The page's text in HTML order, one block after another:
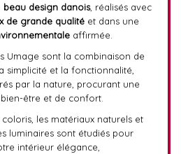
beau design danois, réalisés avec
de grande qualitéet dans une
affirmée.
Umage sont la combinaison de
simplicité et la fonctionnalité,
par la nature, procurant une
être et de confort.
les matériaux naturels et
luminaires sont étudiés pour
intérieur élégance,